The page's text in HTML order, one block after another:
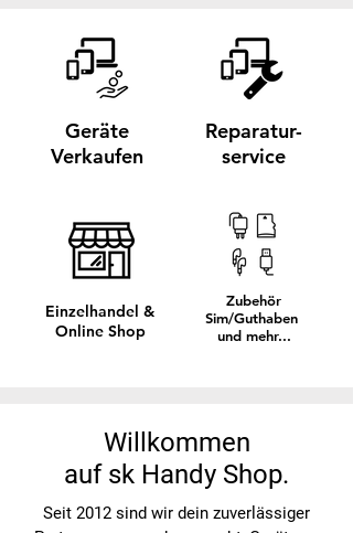
Geräte
Verkaufen
Reparatur-
service
Einzelhandel &
Online Shop
Zubehör
Sim/Guthaben
und mehr...
Willkommen
auf sk Handy Shop.
Seit 2012 sind wir dein zuverlässiger